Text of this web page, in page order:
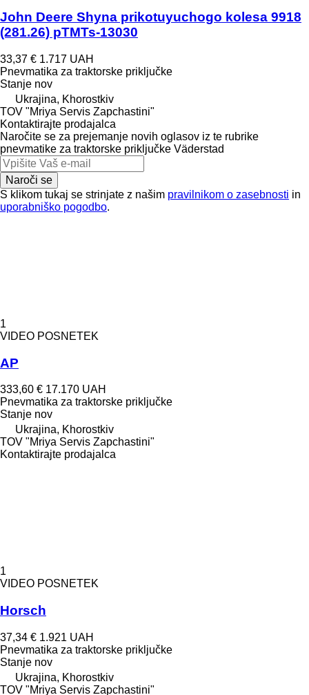
John Deere Shyna prikotuyuchogo kolesa 9918
(281.26) pTMTs-13030
33,37 € 1.717 UAH
Pnevmatika za traktorske priključke
Stanje nov
Ukrajina, Khorostkiv
TOV "Mriya Servis Zapchastini"
Kontaktirajte prodajalca
Naročite se za prejemanje novih oglasov iz te rubrike
pnevmatike za traktorske priključke Väderstad
Naroči se
S klikom tukaj se strinjate z našim pravilnikom o zasebnosti in
uporabniško pogodbo.
1
VIDEO POSNETEK
AP
333,60 € 17.170 UAH
Pnevmatika za traktorske priključke
Stanje nov
Ukrajina, Khorostkiv
TOV "Mriya Servis Zapchastini"
Kontaktirajte prodajalca
1
VIDEO POSNETEK
Horsch
37,34 € 1.921 UAH
Pnevmatika za traktorske priključke
Stanje nov
Ukrajina, Khorostkiv
TOV "Mriya Servis Zapchastini"